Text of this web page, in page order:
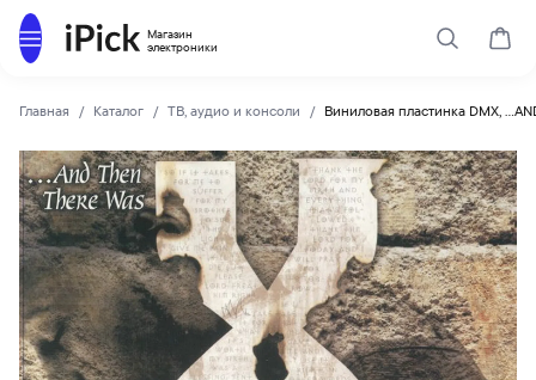
Магазин
электроники
Каталог
Поиск
Главная Каталог ТВ, аудио и консоли Виниловая пластинка DMX,
no-brand
Купить Виниловая пластинка DMX, ...AND THEN THERE